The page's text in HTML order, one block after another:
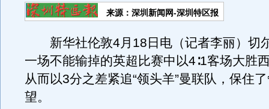
来源：深圳新闻网-深圳特区报
新华社伦敦4月18日电（记者李丽）切
一场不能输掉的英超比赛中以4∶1客场大胜
从而以3分之差紧追“领头羊”曼联队，保住
望。